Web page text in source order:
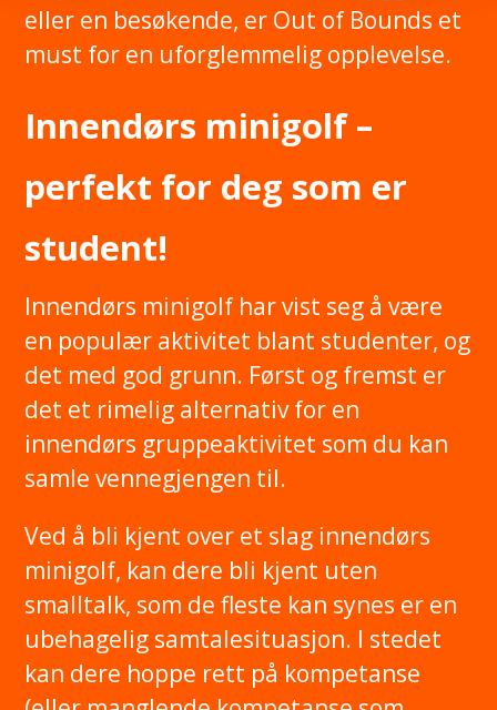
eller en besøkende, er Out of Bounds et
must for en uforglemmelig opplevelse.
Innendørs minigolf –
perfekt for deg som er
student!
Innendørs minigolf har vist seg å være
en populær aktivitet blant studenter, og
det med god grunn. Først og fremst er
det et rimelig alternativ for en
innendørs gruppeaktivitet som du kan
samle vennegjengen til.
Ved å bli kjent over et slag innendørs
minigolf, kan dere bli kjent uten
smalltalk, som de fleste kan synes er en
ubehagelig samtalesituasjon. I stedet
kan dere hoppe rett på kompetanse